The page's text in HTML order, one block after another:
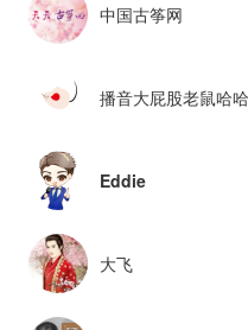
中国古筝网
播音大屁股老鼠哈
Eddie
大飞